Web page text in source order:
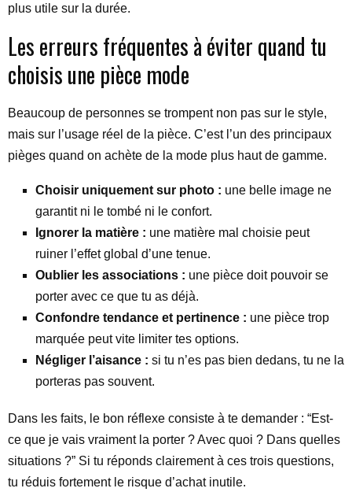
plus utile sur la durée.
Les erreurs fréquentes à éviter quand tu
choisis une pièce mode
Beaucoup de personnes se trompent non pas sur le style,
mais sur l’usage réel de la pièce. C’est l’un des principaux
pièges quand on achète de la mode plus haut de gamme.
Choisir uniquement sur photo : une belle image ne
garantit ni le tombé ni le confort.
Ignorer la matière : une matière mal choisie peut
ruiner l’effet global d’une tenue.
Oublier les associations : une pièce doit pouvoir se
porter avec ce que tu as déjà.
Confondre tendance et pertinence : une pièce trop
marquée peut vite limiter tes options.
Négliger l’aisance : si tu n’es pas bien dedans, tu ne la
porteras pas souvent.
Dans les faits, le bon réflexe consiste à te demander : “Est-
ce que je vais vraiment la porter ? Avec quoi ? Dans quelles
situations ?” Si tu réponds clairement à ces trois questions,
tu réduis fortement le risque d’achat inutile.